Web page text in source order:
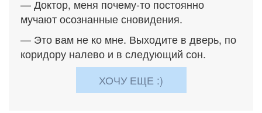
— Доктор, меня почему-то постоянно
мучают осознанные сновидения.
— Это вам не ко мне. Выходите в дверь, по
коридору налево и в следующий сон.
ХОЧУ ЕЩЕ :)